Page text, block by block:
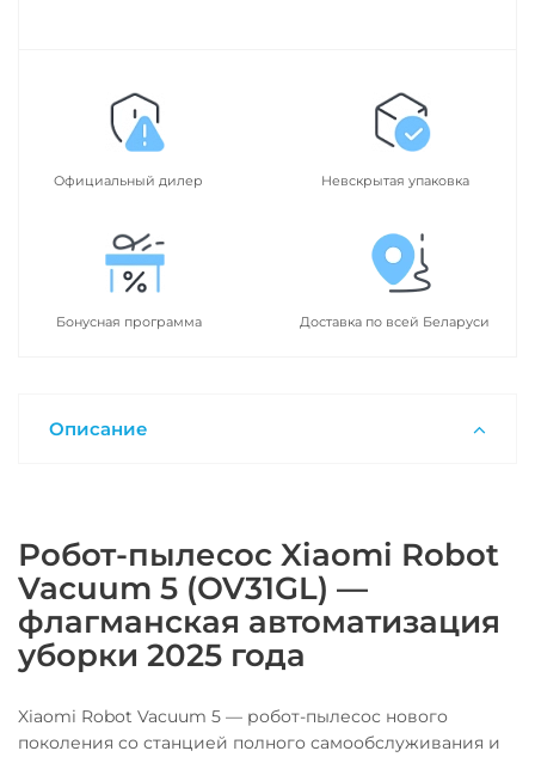
Официальный дилер Невскрытая упаковка
Бонусная программа Доставка по всей Беларуси
Описание
Робот-пылесос Xiaomi Robot
Vacuum 5 (OV31GL) —
флагманская автоматизация
уборки 2025 года
Xiaomi Robot Vacuum 5 — робот-пылесос нового
поколения со станцией полного самообслуживания и